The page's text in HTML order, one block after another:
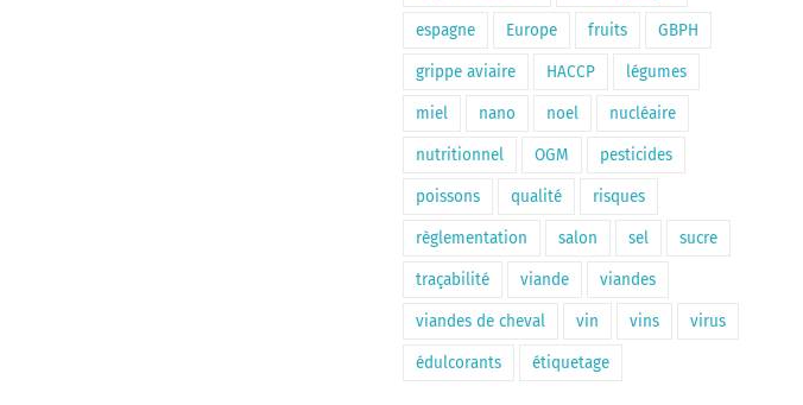
espagne Europe fruits GBPH
grippe aviaire HACCP légumes
miel nano noel nucléaire
nutritionnel OGM pesticides
poissons qualité risques
règlementation salon sel sucre
traçabilité viande viandes
viandes de cheval vin vins virus
édulcorants étiquetage